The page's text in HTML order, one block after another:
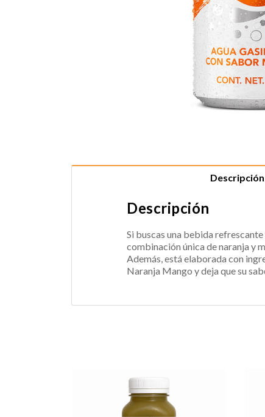
Descripción
Descripción
Si buscas una bebida
combinación única de naranja y
Además, está elaborada con
Naranja Mango y deja que su